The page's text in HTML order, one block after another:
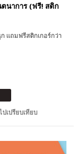
นาการ (ฟรี! สติก
แถมฟรีสติกเกอร์กว่า
ปเปรียบเทียบ